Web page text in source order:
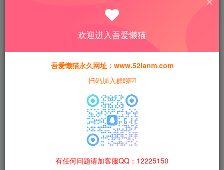
此内容为付费资源，请付费后查看
猫粮30
黄金会员猫粮15 钻石会员 免费
本站所有资源均为网络收集整理而来，仅供学习研究使用，请在下
载后24h内删除，谢谢合作！
本站资源仅用于学习交流，禁止商业运营与违法、侵权
果由使用者自行承担。
欢迎进入吾爱懒猫
吾爱懒猫永久网址：www.52lanm.com
扫码加入群聊☑
有任何问题请加客服QQ：12225150